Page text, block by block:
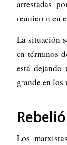
arrestadas
reunieron en
La situación
en términos
está dejando
grande en los
Los